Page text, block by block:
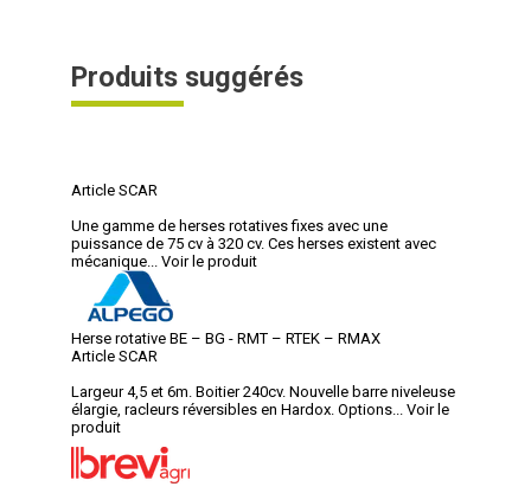
Produits suggérés
Article SCAR
Une gamme de herses rotatives fixes avec une
puissance de 75 cv à 320 cv. Ces herses existent avec
mécanique...
Voir le produit
Herse rotative BE – BG - RMT – RTEK – RMAX
Article SCAR
Largeur 4,5 et 6m. Boitier 240cv. Nouvelle barre niveleuse
élargie, racleurs réversibles en Hardox. Options...
Voir le
produit